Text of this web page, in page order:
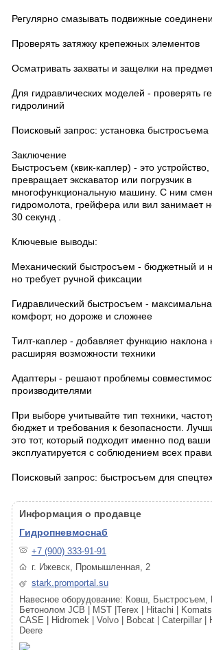
Регулярно смазывать подвижные
Проверять затяжку крепежных элементов
Осматривать захваты и защелки на
Для гидравлических моделей - проверять
гидролиний
Поисковый запрос: установка быстросъема
Заключение
Быстросъем (квик-каплер) - это устройство,
превращает экскаватор или погрузчик в
многофункциональную машину. С ним
гидромолота, грейфера или вил занимает
30 секунд .
Ключевые выводы:
Механический быстросъем - бюджетный и
но требует ручной фиксации
Гидравлический быстросъем -
комфорт, но дороже и сложнее
Тилт-каплер - добавляет функцию наклона
расширяя возможности техники
Адаптеры - решают проблемы
производителями
При выборе учитывайте тип техники,
бюджет и требования к безопасности.
это тот, который подходит именно под
эксплуатируется с соблюдением всех
Поисковый запрос: быстросъем для
Информация о продавце
Гидропневмоснаб
+7 (900) 333-91-91
г. Ижевск, Промышленная, 2
stark.promportal.su
Навесное оборудование: Ковш, Быстросъем,
Бетонолом JCB | MST |Terex | Hitachi |
CASE | Hidromek | Volvo | Bobcat | Caterpillar |
Deere